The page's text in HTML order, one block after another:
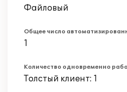
Файловый
Общее число
1
Количество одновременно
Толстый клиент: 1